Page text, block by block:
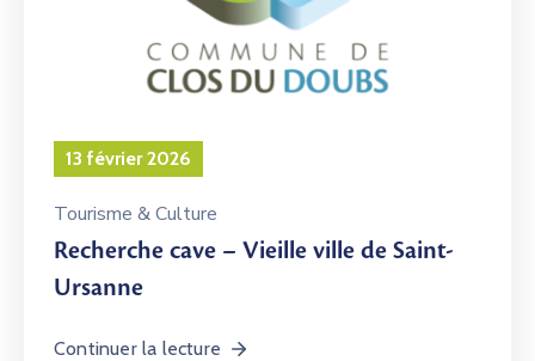
13 février 2026
Tourisme & Culture
Recherche cave – Vieille ville de Saint-
Ursanne
Continuer la lecture